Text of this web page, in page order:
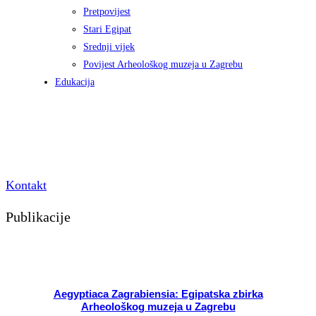
Pretpovijest
Stari Egipat
Srednji vijek
Povijest Arheološkog muzeja u Zagrebu
Edukacija
Kontakt
Publikacije
Aegyptiaca Zagrabiensia: Egipatska zbirka
Arheološkog muzeja u Zagrebu